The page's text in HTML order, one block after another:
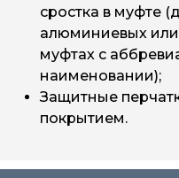
сростка в муфте
алюминиевых или
муфтах с
наименовании);
Защитные
покрытием.